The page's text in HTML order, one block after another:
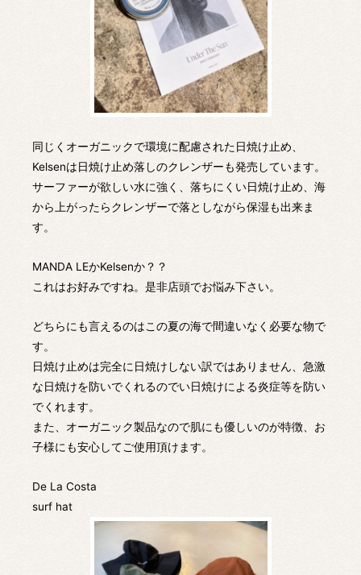
同じくオーガニックで環境に配慮された日焼け止め、
Kelsenは日焼け止め落しのクレンザーも発売しています。
サーファーが欲しい水に強く、落ちにくい日焼け止め、海
から上がったらクレンザーで落としながら保湿も出来ま
す。
MANDA LEかKelsenか？？
これはお好みですね。是非店頭でお悩み下さい。
どちらにも言えるのはこの夏の海で間違いなく必要な物で
す。
日焼け止めは完全に日焼けしない訳ではありません、急激
な日焼けを防いでくれるのでい日焼けによる炎症等を防い
でくれます。
また、オーガニック製品なので肌にも優しいのが特徴、お
子様にも安心してご使用頂けます。
De La Costa
surf hat